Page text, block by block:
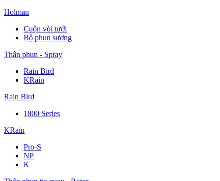
Holman
Cuộn vòi tưới
Bộ phun sương
Thân phun - Spray
Rain Bird
KRain
Rain Bird
1800 Series
KRain
Pro-S
NP
K